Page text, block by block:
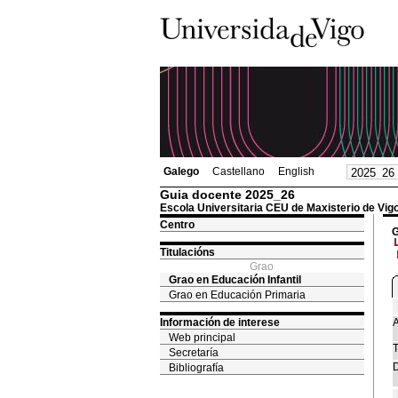
Galego Castellano English
Guia docente 2025_26
Escola Universitaria CEU de Maxisterio de
Centro
Titulacións
Grao
Grao en Educación Infantil
Grao en Educación Primaria
Información de interese
Web principal
Secretaría
Bibliografía